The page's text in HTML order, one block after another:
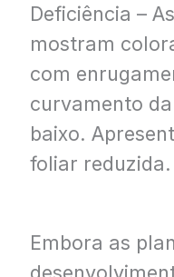
Deficiência –
mostram
com
curvamento
baixo.
foliar reduzida.
Embora as